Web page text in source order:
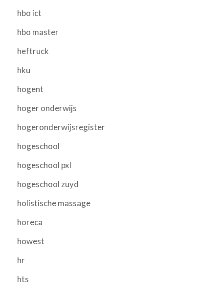
hbo ict
hbo master
heftruck
hku
hogent
hoger onderwijs
hogeronderwijsregister
hogeschool
hogeschool pxl
hogeschool zuyd
holistische massage
horeca
howest
hr
hts